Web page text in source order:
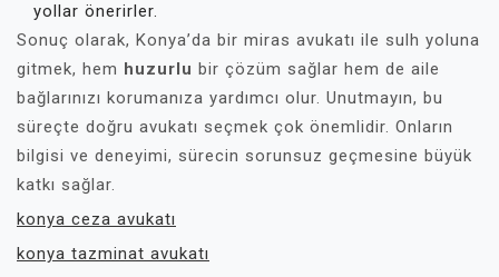
yollar önerirler.
Sonuç olarak, Konya’da bir miras avukatı ile sulh yoluna
gitmek, hem huzurlu bir çözüm sağlar hem de aile
bağlarınızı korumanıza yardımcı olur. Unutmayın, bu
süreçte doğru avukatı seçmek çok önemlidir. Onların
bilgisi ve deneyimi, sürecin sorunsuz geçmesine büyük
katkı sağlar.
konya ceza avukatı
konya tazminat avukatı